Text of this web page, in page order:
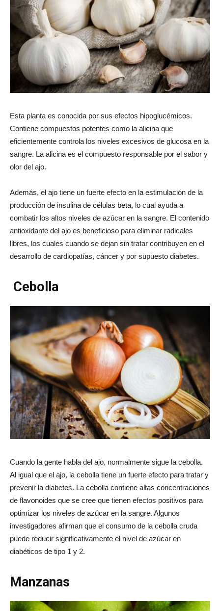
Esta planta es conocida por sus efectos hipoglucémicos.
Contiene compuestos potentes como la alicina que
eficientemente controla los niveles excesivos de glucosa en la
sangre. La alicina es el compuesto responsable por el sabor y
olor del ajo.
Además, el ajo tiene un fuerte efecto en la estimulación de la
producción de insulina de células beta, lo cual ayuda a
combatir los altos niveles de azúcar en la sangre. El contenido
antioxidante del ajo es beneficioso para eliminar radicales
libres, los cuales cuando se dejan sin tratar contribuyen en el
desarrollo de cardiopatías, cáncer y por supuesto diabetes.
Cebolla
Cuando la gente habla del ajo, normalmente sigue la cebolla.
Al igual que el ajo, la cebolla tiene un fuerte efecto para tratar y
prevenir la diabetes. La cebolla contiene altas concentraciones
de flavonoides que se cree que tienen efectos positivos para
optimizar los niveles de azúcar en la sangre. Algunos
investigadores afirman que el consumo de la cebolla cruda
puede reducir significativamente el nivel de azúcar en
diabéticos de tipo 1 y 2.
Manzanas